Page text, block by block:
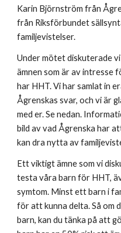
Karin Björnström från
från Riksförbundet
familjevistelser.
Under mötet diskuterade
ämnen som är av intresse
har HHT. Vi har samlat in
Ågrenskas svar, och vi är
med er. Se nedan.
bild av vad Ågrenska har
kan dra nytta av
Ett viktigt ämne som vi
testa våra barn för HHT,
symtom. Minst ett barn i
för att kunna delta. Så om
barn, kan du tänka på att